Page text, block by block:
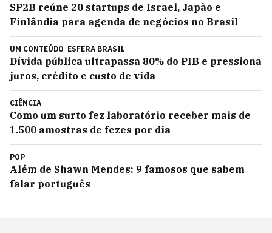
SP2B reúne 20 startups de Israel, Japão e
Finlândia para agenda de negócios no Brasil
UM CONTEÚDO ESFERA BRASIL
Dívida pública ultrapassa 80% do PIB e pressiona
juros, crédito e custo de vida
CIÊNCIA
Como um surto fez laboratório receber mais de
1.500 amostras de fezes por dia
POP
Além de Shawn Mendes: 9 famosos que sabem
falar português